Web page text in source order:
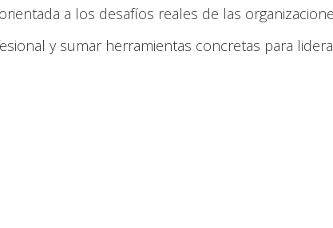
a los desafíos reales de las
y sumar herramientas concretas para